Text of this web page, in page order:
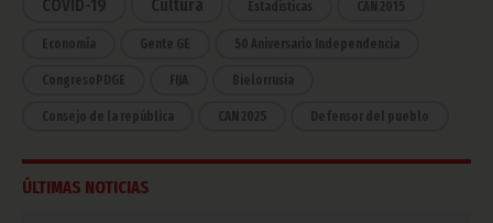
COVID-19 Cultura Estadísticas CAN 2015
Economía Gente GE 50 Aniversario Independencia
CongresoPDGE FIJA Bielorrusia
Consejo de la república CAN 2025 Defensor del pueblo
ÚLTIMAS NOTICIAS